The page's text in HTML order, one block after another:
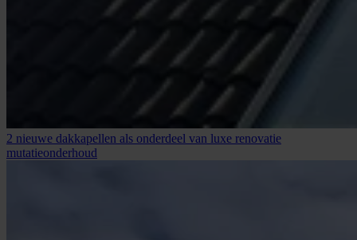
2 nieuwe dakkapellen als onderdeel van luxe renovatie
mutatieonderhoud